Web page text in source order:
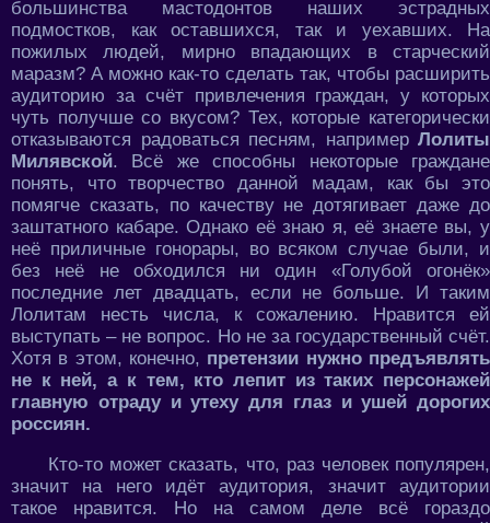
большинства мастодонтов наших эстрадных
подмостков, как оставшихся, так и уехавших. На
пожилых людей, мирно впадающих в старческий
маразм? А можно как-то сделать так, чтобы расширить
аудиторию за счёт привлечения граждан, у которых
чуть получше со вкусом? Тех, которые категорически
отказываются радоваться песням, например Лолиты
Милявской. Всё же способны некоторые граждане
понять, что творчество данной мадам, как бы это
помягче сказать, по качеству не дотягивает даже до
заштатного кабаре. Однако её знаю я, её знаете вы, у
неё приличные гонорары, во всяком случае были, и
без неё не обходился ни один «Голубой огонёк»
последние лет двадцать, если не больше. И таким
Лолитам несть числа, к сожалению. Нравится ей
выступать – не вопрос. Но не за государственный счёт.
Хотя в этом, конечно, претензии нужно предъявлять
не к ней, а к тем, кто лепит из таких персонажей
главную отраду и утеху для глаз и ушей дорогих
россиян.
Кто-то может сказать, что, раз человек популярен,
значит на него идёт аудитория, значит аудитории
такое нравится. Но на самом деле всё гораздо